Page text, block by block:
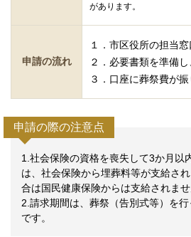
があります。
申請の流れ
１．市区役所の担当
２．必要書類を準備
３．口座に葬祭費が
申請の際の注意点
1.社会保険の資格を喪失して3か月以
は、社会保険から埋葬料等が支給さ
合は国民健康保険からは支給されませ
2.請求期間は、葬祭（告別式等）を
です。